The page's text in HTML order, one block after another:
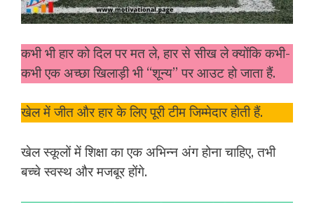
कभी भी हार को दिल पर मत ले, हार से सीख ले क्योंकि कभी-
कभी एक अच्छा खिलाड़ी भी “शून्य” पर आउट हो जाता हैं.
खेल में जीत और हार के लिए पूरी टीम जिम्मेदार होती हैं.
खेल स्कूलों में शिक्षा का एक अभिन्न अंग होना चाहिए, तभी
बच्चे स्वस्थ और मजबूर होंगे.